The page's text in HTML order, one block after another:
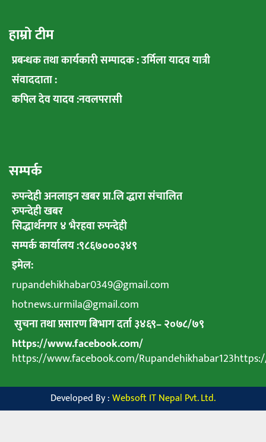
हाम्रो टीम
प्रबन्धक तथा कार्यकारी सम्पादक : उर्मिला यादव यात्री
संवाददाता :
कपिल देव यादव :नवलपरासी
सम्पर्क
रुपन्देही अनलाइन खबर प्रा.लि द्धारा संचालित
रुपन्देही खबर
सिद्धार्थनगर ४ भैरहवा रुपन्देही
सम्पर्क कार्यालय :९८६७०००३४९
इमेल:
rupandehikhabar0349@gmail.com
hotnews.urmila@gmail.com
सुचना तथा प्रसारण बिभाग दर्ता ३४६९–२०७८/७९
https://www.facebook.com/
https://www.facebook.com/
Developed By :Websoft IT Nepal Pvt. Ltd.